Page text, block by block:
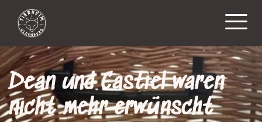
Dean und Castiel waren
nicht mehr erwünscht